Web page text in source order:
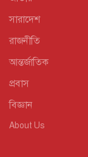
সারাদেশ
রাজনীতি
আন্তর্জাতিক
প্রবাস
বিজ্ঞান
About Us